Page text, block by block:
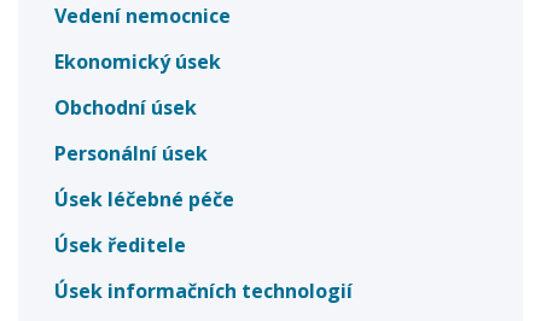
Vedení nemocnice
Ekonomický úsek
Obchodní úsek
Personální úsek
Úsek léčebné péče
Úsek ředitele
Úsek informačních technologií